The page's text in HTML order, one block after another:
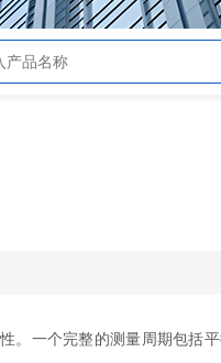
。一个完整的测量周期包括